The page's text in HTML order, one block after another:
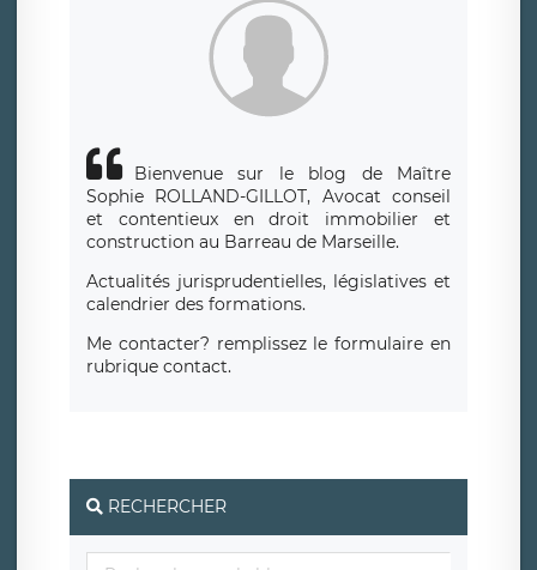
de traitement est la société LÉGAVOX, sis 9 rue Léopold
Sédar Senghor, joignable à l’adresse mail :
responsabledetraitement@legavox.fr. Vous avez également
le droit d’introduire une réclamation auprès d’une autorité
Bienvenue sur le blog de Maître
Sophie ROLLAND-GILLOT, Avocat conseil
et contentieux en droit immobilier et
construction au Barreau de Marseille.
Actualités jurisprudentielles, législatives et
calendrier des formations.
Me contacter? remplissez le formulaire en
rubrique contact.
RECHERCHER